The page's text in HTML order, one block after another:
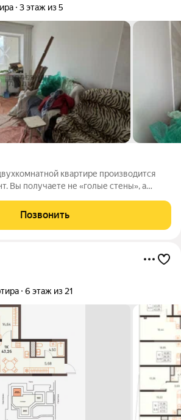
3 этаж из 5
квартире производится
Вы получаете не «голые стены», а
пола, выровнены стены, заменена
коммуникаций.
Позвонить
6 этаж из 21